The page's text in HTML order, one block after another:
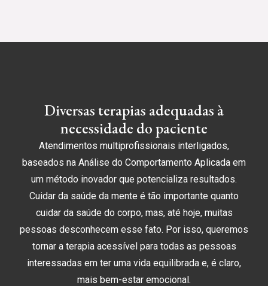
Diversas terapias adequadas à
necessidade do paciente
Atendimentos multiprofissionais interligados,
baseados na Análise do Comportamento Aplicada em
um método inovador que potencializa resultados.
Cuidar da saúde da mente é tão importante quanto
cuidar da saúde do corpo, mas, até hoje, muitas
pessoas desconhecem esse fato. Por isso, queremos
tornar a terapia acessível para todas as pessoas
interessadas em ter uma vida equilibrada e, é claro,
mais bem-estar emocional.​